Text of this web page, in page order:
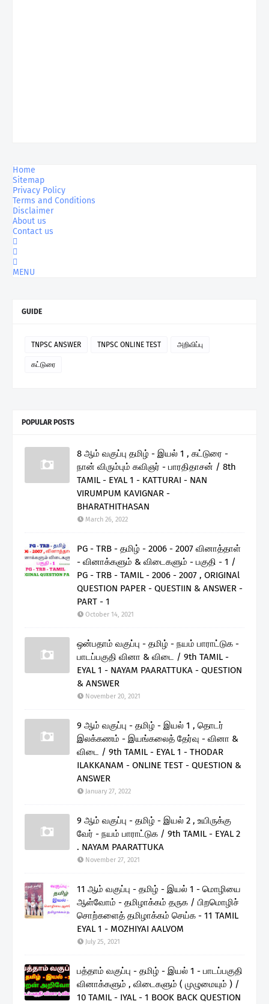
Home
Sitemap
Privacy Policy
Terms and Conditions
Disclaimer
About us
Contact us
MENU
GUIDE
TNPSC ANSWER TNPSC ONLINE TEST அறிவிப்பு
கட்டுரை
POPULAR POSTS
8 ஆம் வகுப்பு தமிழ் - இயல் 1 , கட்டுரை -
நான் விரும்பும் கவிஞர் - பாரதிதாசன் / 8th
TAMIL - EYAL 1 - KATTURAI - NAN
VIRUMPUM KAVIGNAR -
BHARATHITHASAN
March 26, 2022
PG - TRB - தமிழ் - 2006 - 2007 வினாத்தாள்
- வினாக்களும் & விடைகளும் - பகுதி - 1 /
PG - TRB - TAMIL - 2006 - 2007 , ORIGINAl
QUESTION PAPER - QUESTIIN & ANSWER -
PART - 1
October 14, 2021
ஒன்பதாம் வகுப்பு - தமிழ் - நயம் பாராட்டுக -
பாடப்பகுதி வினா & விடை / 9th TAMIL -
EYAL 1 - NAYAM PAARATTUKA - QUESTION
& ANSWER
November 20, 2021
9 ஆம் வகுப்பு - தமிழ் - இயல் 1 , தொடர்
இலக்கணம் - இயங்கலைத் தேர்வு - வினா &
விடை / 9th TAMIL - EYAL 1 - THODAR
ILAKKANAM - ONLINE TEST - QUESTION &
ANSWER
January 27, 2022
9 ஆம் வகுப்பு - தமிழ் - இயல் 2 , உயிருக்கு
வேர் - நயம் பாராட்டுக / 9th TAMIL - EYAL 2
. NAYAM PAARATTUKA
November 27, 2021
11 ஆம் வகுப்பு - தமிழ் - இயல் 1 - மொழியை
ஆள்வோம் - தமிழாக்கம் தருக / பிறமொழிச்
சொற்களைத் தமிழாக்கம் செய்க - 11 TAMIL
EYAL 1 - MOZHIYAI AALVOM
July 25, 2021
பத்தாம் வகுப்பு - தமிழ் - இயல் 1 - பாடப்பகுதி
வினாக்களும் , விடைகளும் ( முழுமையும் ) /
10 TAMIL - IYAL - 1 BOOK BACK QUESTION